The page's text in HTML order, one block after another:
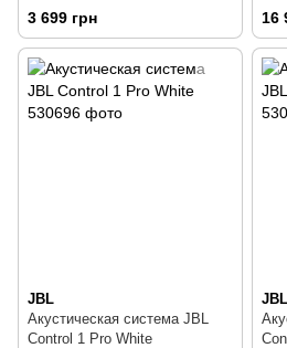
Портативная Bluetooth
колонка 5 Вт
3 699 грн 16
JBL
Акустическая система JBL
Control 1 Pro White
JBL